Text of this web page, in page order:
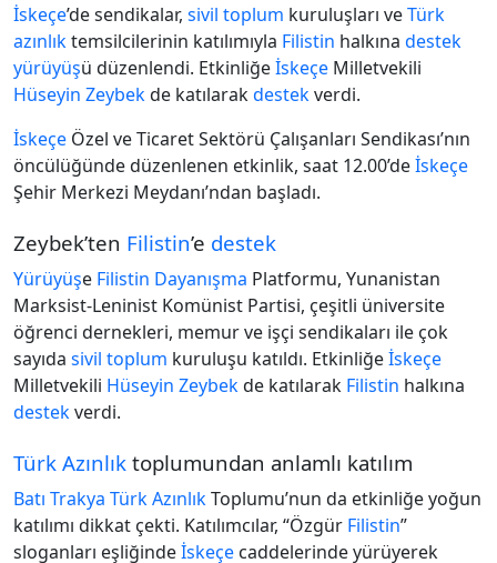
İskeçe’de sendikalar, sivil toplum kuruluşları veTürk
azınlıktemsilcilerinin katılımıyla Filistin halkına destek
yürüyüşü düzenlendi. Etkinliğeİskeçe Milletvekili
Hüseyin Zeybekde katılarakdestekverdi.
İskeçe Özel ve Ticaret Sektörü Çalışanları Sendikası’nın
öncülüğünde düzenlenen etkinlik, saat 12.00’deİskeçe
Şehir Merkezi Meydanı’ndan başladı.
Zeybek’ten Filistin’e destek
Yürüyüşe Filistin Dayanışma Platformu, Yunanistan
Marksist-Leninist Komünist Partisi, çeşitli üniversite
öğrenci dernekleri, memur ve işçi sendikaları ile çok
sayıda sivil toplum kuruluşu katıldı. Etkinliğeİskeçe
Milletvekili Hüseyin Zeybekde katılarak Filistin halkına
destekverdi.
Türk Azınlık toplumundan anlamlı katılım
Batı Trakya Türk AzınlıkToplumu’nun da etkinliğe yoğun
katılımı dikkat çekti. Katılımcılar, “Özgür Filistin”
sloganları eşliğindeİskeçe caddelerinde yürüyerek